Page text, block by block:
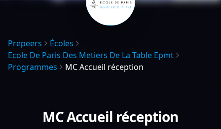
Prepeers
Écoles
Ecole De Paris Des Metiers De La Table Epmt
Programmes
MC Accueil réception
MC Accueil réception